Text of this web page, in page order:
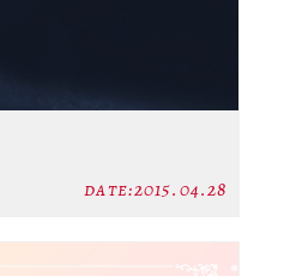
date:2015.04.28